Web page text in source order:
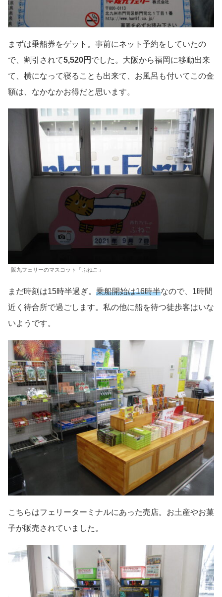
まずは乗船券をゲット。事前にネット予約をしていたの
で、割引されて5,520円 でした。大阪から福岡に移動出来
て、横になって寝ることも出来て、お風呂も付いてこの金
額は、なかなかお得だと思います。
阪九フェリーのマスコット「ふねこ」
まだ時刻は15時半過ぎ。 乗船開始は16時半なので、1時間
近く待合所で過ごします。私の他に船を待つ徒歩客はいな
いようです。
こちらはフェリーターミナルにあった売店。お土産やお菓
子が販売されていました。